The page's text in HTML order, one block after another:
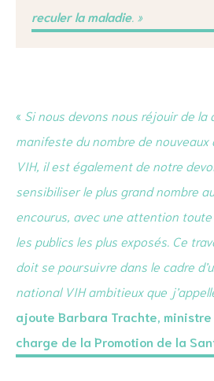
reculer la maladie. »
« Si nous devons nous réjouir de la
manifeste du nombre de
VIH, il est également de notre
sensibiliser le plus grand nombre
encourus, avec une attention
les publics les plus exposés. Ce
doit se poursuivre dans le cadre
national VIH ambitieux que
ajoute Barbara Trachte,
charge de la Promotion de la